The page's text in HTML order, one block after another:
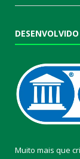
Muito mais que